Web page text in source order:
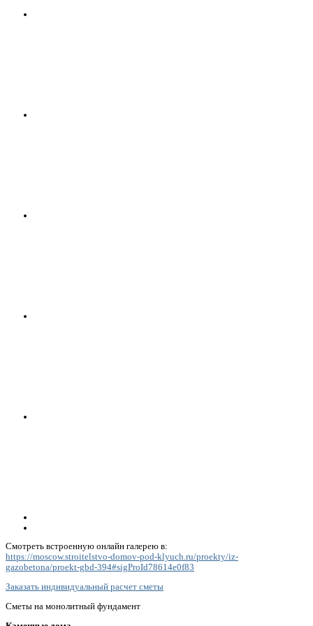
Смотреть встроенную онлайн галерею в:
https://moscow.stroitelstvo-domov-pod-klyuch.ru/proekty/iz-
gazobetona/proekt-gbd-394#sigProId78614e0f83
Заказать индивидуальный расчет сметы
Сметы на монолитный фундамент